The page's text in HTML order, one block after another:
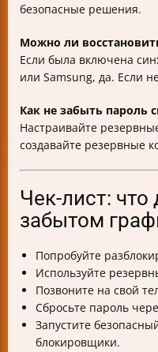
безопасные решения.
Можно ли
Если была включена
или Samsung, да. Если
Как не забыть пароль
Настраивайте
создавайте резервные
Чек-лист: что
забытом
Попробуйте
Используйте
Позвоните на свой
Сбросьте пароль
Запустите
блокировщики.